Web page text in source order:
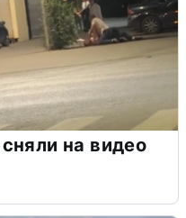
на видео